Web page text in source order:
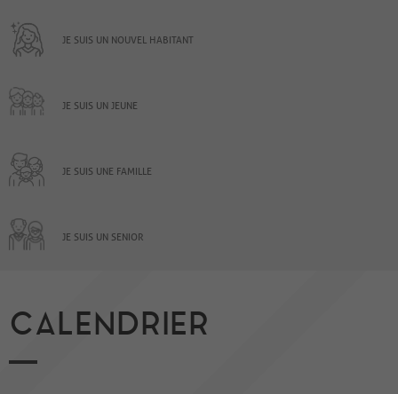
JE SUIS UN NOUVEL HABITANT
JE SUIS UN JEUNE
JE SUIS UNE FAMILLE
JE SUIS UN SENIOR
CALENDRIER